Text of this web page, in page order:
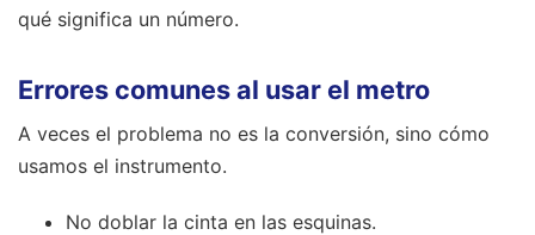
qué significa un número.
Errores comunes al usar el metro
A veces el problema no es la conversión, sino cómo
usamos el instrumento.
No doblar la cinta en las esquinas.